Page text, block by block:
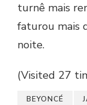
turnê mais
faturou mais
noite.
(Visited 27
BEYONCÉ